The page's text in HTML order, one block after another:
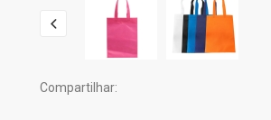
Compartilhar: